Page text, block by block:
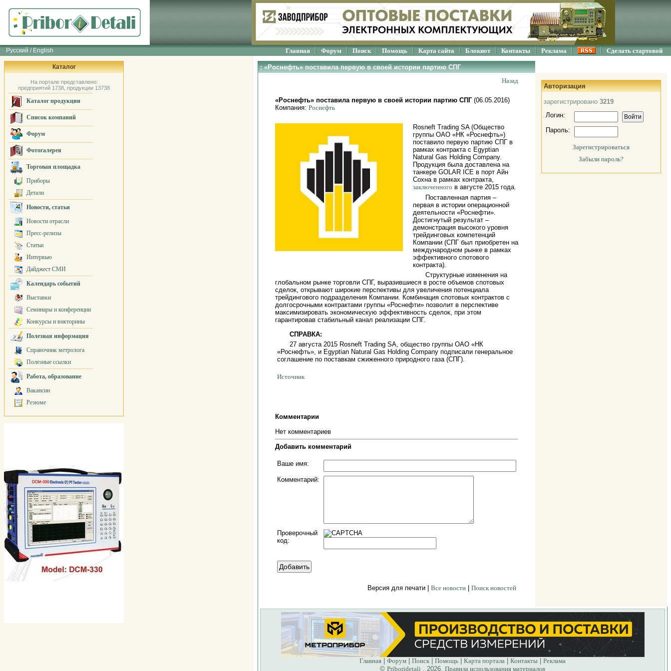
Русский / English Главная Форум Поиск Помощь Карта сайта Блокнот Контакты Реклама Сделать стартовой
Каталог
На портале представлено:
предприятий 1738, продукции 13738
Каталог продукции
Список компаний
Форум
Фотогалерея
Торговая площадка
Приборы
Детали
Новости, статьи
Новости отрасли
Пресс-релизы
Статьи
Интервью
Дайджест СМИ
Календарь событий
Выставки
Семинары и конференции
Конкурсы и викторины
Полезная информация
Справочник метролога
Полезные ссылки
Работа, образование
Вакансии
Резюме
: «Роснефть» поставила первую в своей истории партию СПГ
Назад
«Роснефть» поставила первую в своей истории партию СПГ(06.05.2016)
Компания: Роснефть
Rosneft Trading SA (Общество
группы ОАО «НК «Роснефть»)
поставило первую партию СПГ в
рамках контракта с Egyptian
Natural Gas Holding Company.
Продукция была доставлена на
танкере GOLAR ICE в порт Айн
Сохна в рамках контракта,
заключенного в августе 2015 года.
Поставленная партия –
первая в истории операционной
деятельности «Роснефти».
Достигнутый результат –
демонстрация высокого уровня
трейдинговых компетенций
Компании (СПГ был приобретен на
международном рынке в рамках
эффективного спотового
контракта).
Структурные изменения на
глобальном рынке торговли СПГ, выразившиеся в росте объемов спотовых
сделок, открывают широкие перспективы для увеличения потенциала
трейдингового подразделения Компании. Комбинация спотовых контрактов с
долгосрочными контрактами группы «Роснефти» позволит в перспективе
максимизировать экономическую эффективность сделок, при этом
гарантировав стабильный канал реализации СПГ.
СПРАВКА:
27 августа 2015 Rosneft Trading SA, общество группы ОАО «НК
«Роснефть», и Egyptian Natural Gas Holding Company подписали генеральное
соглашение по поставкам сжиженного природного газа (СПГ).
Источник
Комментарии
Нет комментариев
Добавить комментарий
Ваше имя:
Комментарий:
Проверочный
код:
Версия для печати | Все новости Поиск новостей
Авторизация
зарегистрировано 3219
Логин:
Пароль:
Зарегистрироваться
Забыли пароль?
Главная Форум Поиск Помощь Карта портала Контакты
Реклама
© Priboridetali , 2026. Правила использования материалов